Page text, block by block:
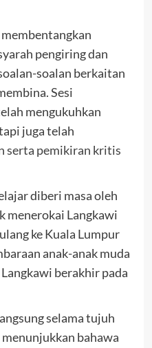
pengiring dan
soalan berkaitan
Sesi
mengukuhkan
juga telah
serta pemikiran kritis
diberi masa oleh
menerokai Langkawi
ke Kuala Lumpur
anak-anak muda
berakhir pada
selama tujuh
bahawa